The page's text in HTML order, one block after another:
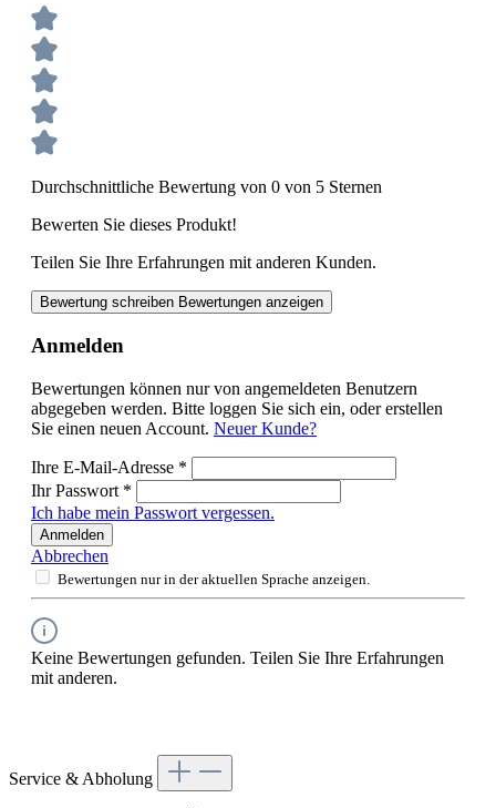
Durchschnittliche Bewertung von 0 von 5 Sternen
Bewerten Sie dieses Produkt!
Teilen Sie Ihre Erfahrungen mit anderen Kunden.
Bewertung schreiben Bewertungen anzeigen
Anmelden
Bewertungen können nur von angemeldeten Benutzern
abgegeben werden. Bitte loggen Sie sich ein, oder erstellen
Sie einen neuen Account. Neuer Kunde?
Ihre E-Mail-Adresse *
Ihr Passwort *
Ich habe mein Passwort vergessen.
Anmelden
Abbrechen
Bewertungen nur in der aktuellen Sprache anzeigen.
Keine Bewertungen gefunden. Teilen Sie Ihre Erfahrungen
mit anderen.
Service & Abholung